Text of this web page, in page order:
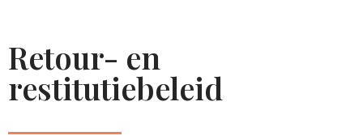
Retour- en
restitutiebeleid